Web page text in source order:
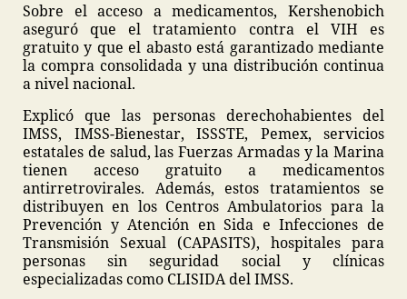
Sobre el acceso a medicamentos, Kershenobich
aseguró que el tratamiento contra el VIH es
gratuito y que el abasto está garantizado mediante
la compra consolidada y una distribución continua
a nivel nacional.
Explicó que las personas derechohabientes del
IMSS, IMSS-Bienestar, ISSSTE, Pemex, servicios
estatales de salud, las Fuerzas Armadas y la Marina
tienen acceso gratuito a medicamentos
antirretrovirales. Además, estos tratamientos se
distribuyen en los Centros Ambulatorios para la
Prevención y Atención en Sida e Infecciones de
Transmisión Sexual (CAPASITS), hospitales para
personas sin seguridad social y clínicas
especializadas como CLISIDA del IMSS.